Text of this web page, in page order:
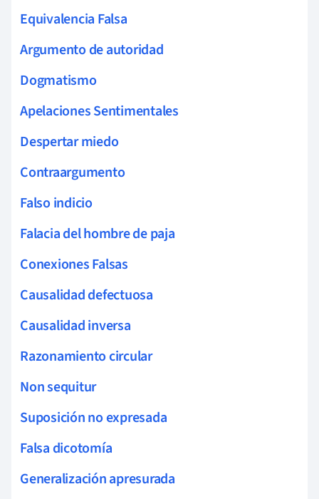
Equivalencia Falsa
Argumento de autoridad
Dogmatismo
Apelaciones Sentimentales
Despertar miedo
Contraargumento
Falso indicio
Falacia del hombre de paja
Conexiones Falsas
Causalidad defectuosa
Causalidad inversa
Razonamiento circular
Non sequitur
Suposición no expresada
Falsa dicotomía
Generalización apresurada